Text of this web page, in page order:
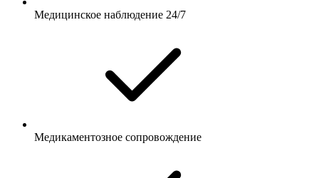
Медицинское наблюдение 24/7
Медикаментозное сопровождение